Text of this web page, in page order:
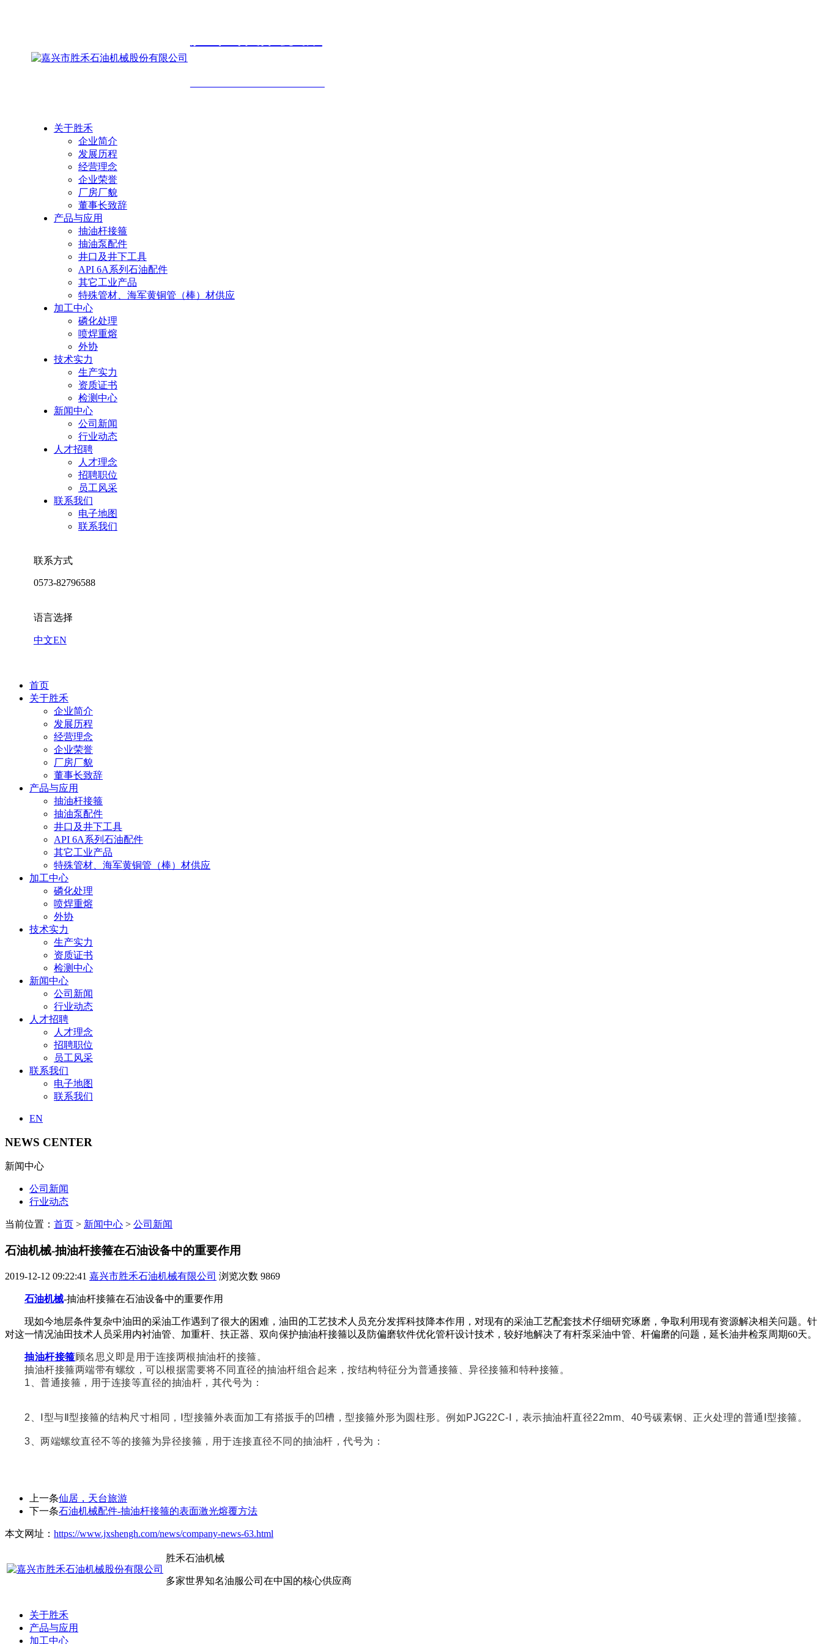
关于胜禾
企业简介
发展历程
经营理念
企业荣誉
厂房厂貌
董事长致辞
产品与应用
抽油杆接箍
抽油泵配件
井口及井下工具
API 6A系列石油配件
其它工业产品
特殊管材、海军黄铜管（棒）材供应
加工中心
磷化处理
喷焊重熔
外协
技术实力
生产实力
资质证书
检测中心
新闻中心
公司新闻
行业动态
人才招聘
人才理念
招聘职位
员工风采
联系我们
电子地图
联系我们
联系方式
0573-82796588
语言选择
中文EN
首页
关于胜禾
企业简介
发展历程
经营理念
企业荣誉
厂房厂貌
董事长致辞
产品与应用
抽油杆接箍
抽油泵配件
井口及井下工具
API 6A系列石油配件
其它工业产品
特殊管材、海军黄铜管（棒）材供应
加工中心
磷化处理
喷焊重熔
外协
技术实力
生产实力
资质证书
检测中心
新闻中心
公司新闻
行业动态
人才招聘
人才理念
招聘职位
员工风采
联系我们
电子地图
联系我们
EN
NEWS CENTER
新闻中心
公司新闻
行业动态
当前位置： 首页 > 新闻中心 > 公司新闻
石油机械-抽油杆接箍在石油设备中的重要作用
2019-12-12 09:22:41 嘉兴市胜禾石油机械有限公司 浏览次数 9869
石油机械-抽油杆接箍在石油设备中的重要作用
现如今地层条件复杂中油田的采油工作遇到了很大的困难，油田的工艺技术人员充分发挥科技降本作用，对现有的采油工艺配套技术仔细研究琢磨，争取利用现有资源解决相关问题。针
对这一情况油田技术人员采用内衬油管、加重杆、扶正器、双向保护抽油杆接箍以及防偏磨软件优化管杆设计技术，较好地解决了有杆泵采油中管、杆偏磨的问题，延长油井检泵周期60天。
抽油杆接箍顾名思义即是用于连接两根抽油杆的接箍。
抽油杆接箍两端带有螺纹，可以根据需要将不同直径的抽油杆组合起来，按结构特征分为普通接箍、异径接箍和特种接箍。
1、普通接箍，用于连接等直径的抽油杆，其代号为：
2、Ⅰ型与Ⅱ型接箍的结构尺寸相同，Ⅰ型接箍外表面加工有搭扳手的凹槽，型接箍外形为圆柱形。例如PJG22C-Ⅰ，表示抽油杆直径22mm、40号碳素钢、正火处理的普通Ⅰ型接箍。
3、两端螺纹直径不等的接箍为异径接箍，用于连接直径不同的抽油杆，代号为：
上一条仙居，天台旅游
下一条石油机械配件-抽油杆接箍的表面激光熔覆方法
本文网址： https://www.jxshengh.com/news/company-news-63.html
胜禾石油机械
多家世界知名油服公司在中国的核心供应商
关于胜禾
产品与应用
加工中心